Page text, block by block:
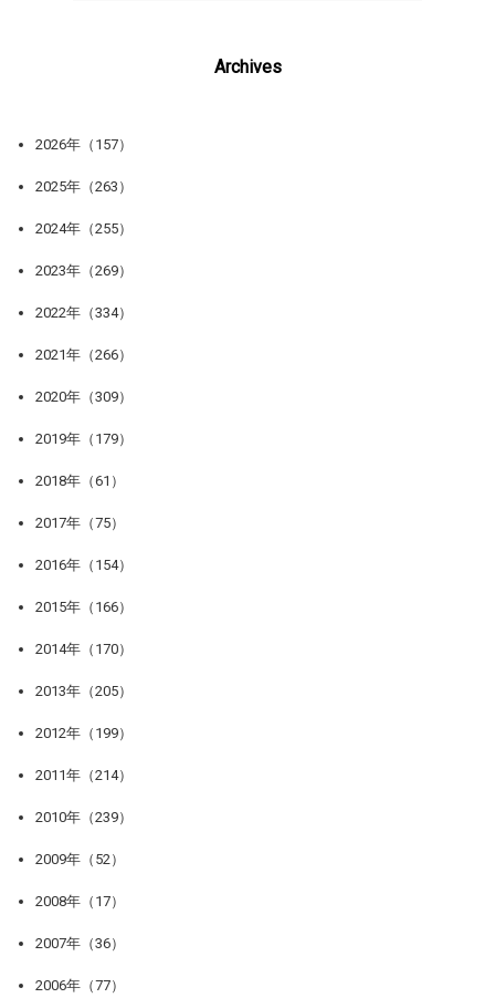
Archives
2026年（157）
2025年（263）
2024年（255）
2023年（269）
2022年（334）
2021年（266）
2020年（309）
2019年（179）
2018年（61）
2017年（75）
2016年（154）
2015年（166）
2014年（170）
2013年（205）
2012年（199）
2011年（214）
2010年（239）
2009年（52）
2008年（17）
2007年（36）
2006年（77）